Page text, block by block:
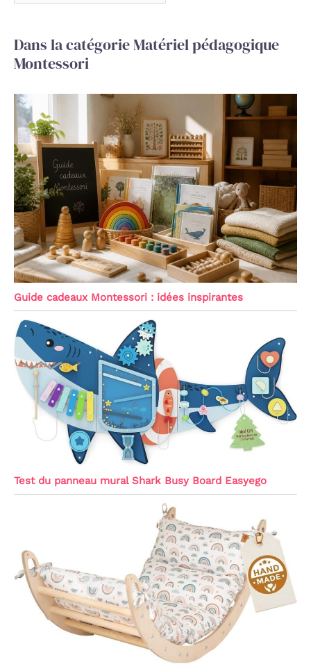
Dans la catégorie Matériel pédagogique
Montessori
Guide cadeaux Montessori : idées inspirantes
Test du panneau mural Shark Busy Board Easyego